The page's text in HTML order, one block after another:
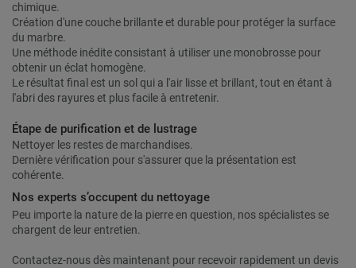
chimique.
Création d'une couche brillante et durable pour protéger la surface
du marbre.
Une méthode inédite consistant à utiliser une monobrosse pour
obtenir un éclat homogène.
Le résultat final est un sol qui a l'air lisse et brillant, tout en étant à
l'abri des rayures et plus facile à entretenir.
Étape de purification et de lustrage
Nettoyer les restes de marchandises.
Dernière vérification pour s'assurer que la présentation est
cohérente.
Nos experts s’occupent du nettoyage
Peu importe la nature de la pierre en question, nos spécialistes se
chargent de leur entretien.
Contactez-nous dès maintenant pour recevoir rapidement un devis